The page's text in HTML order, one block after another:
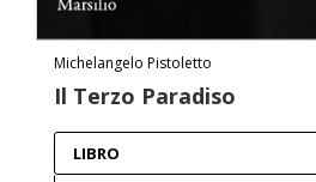
Michelangelo Pistoletto
Il Terzo Paradiso
LIBRO